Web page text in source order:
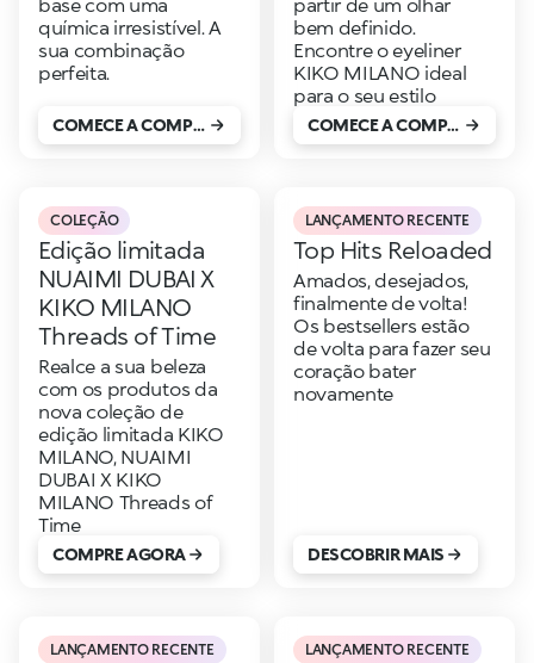
química irresistível. A
sua combinação
perfeita.
COMECE A COMPRAR
bem definido.
Encontre o eyeliner
KIKO MILANO ideal
para o seu estilo
COMECE A COMPRAR
COLEÇÃO
Edição limitada
NUAIMI DUBAI X
KIKO MILANO
Threads of Time
Realce a sua beleza
com os produtos da
nova coleção de
edição limitada KIKO
MILANO, NUAIMI
DUBAI X KIKO
MILANO Threads of
Time
COMPRE AGORA
LANÇAMENTO RECENTE
Top Hits Reloaded
Amados, desejados,
finalmente de volta!
Os bestsellers estão
de volta para fazer seu
coração bater
novamente
DESCOBRIR MAIS
LANÇAMENTO RECENTE LANÇAMENTO RECENTE